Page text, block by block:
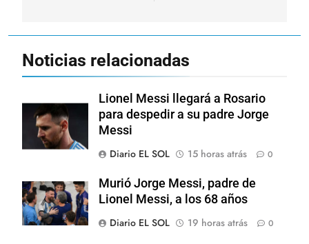
Noticias relacionadas
Lionel Messi llegará a Rosario
para despedir a su padre Jorge
Messi
Diario EL SOL
15 horas atrás 0
Murió Jorge Messi, padre de
Lionel Messi, a los 68 años
Diario EL SOL
19 horas atrás 0